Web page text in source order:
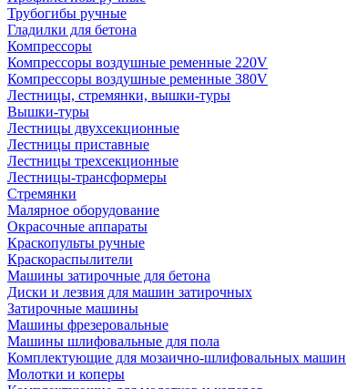
Трубогибы ручные
Гладилки для бетона
Компрессоры
Компрессоры воздушные ременные 220V
Компрессоры воздушные ременные 380V
Лестницы, стремянки, вышки-туры
Вышки-туры
Лестницы двухсекционные
Лестницы приставные
Лестницы трехсекционные
Лестницы-трансформеры
Стремянки
Малярное оборудование
Окрасочные аппараты
Краскопульты ручные
Краскораспылители
Машины затирочные для бетона
Диски и лезвия для машин затирочных
Затирочные машины
Машины фрезеровальные
Машины шлифовальные для пола
Комплектующие для мозаично-шлифовальных машин
Молотки и коперы